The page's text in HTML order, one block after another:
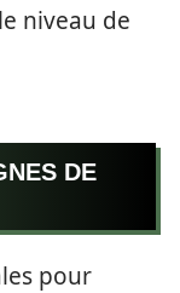
niveau de
DE
pour